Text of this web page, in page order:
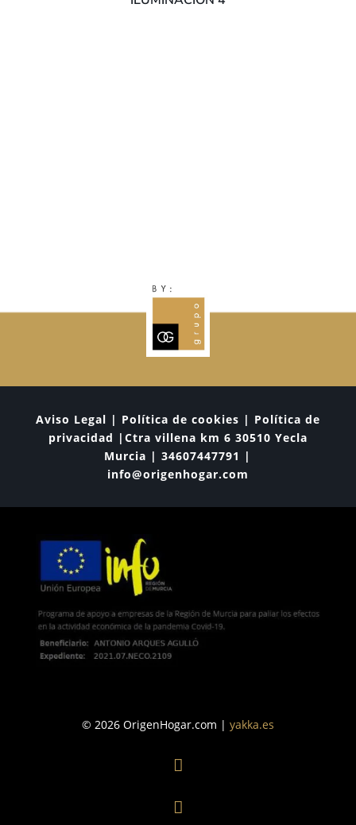
Aviso Legal | Política de cookies | Política de
privacidad |Ctra villena km 6 30510 Yecla
Murcia | 34607447791 |
info@origenhogar.com
© 2026 OrigenHogar.com | yakka.es

